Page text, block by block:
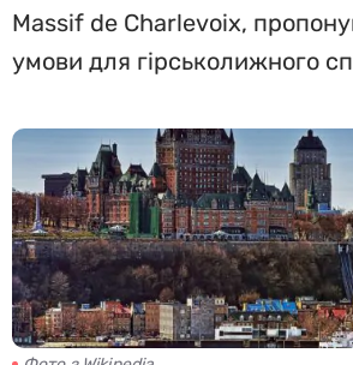
Massif de Charlevoix,
умови для гірськолижного